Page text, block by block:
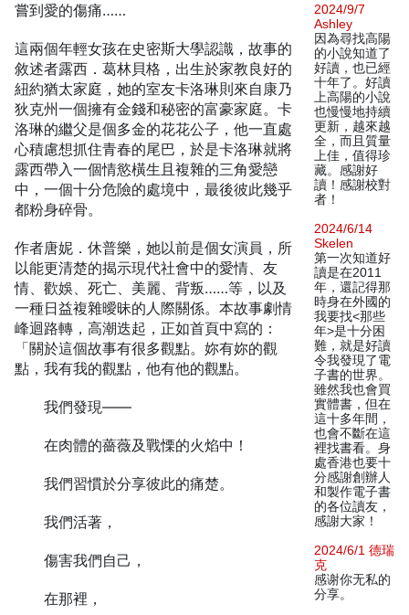
嘗到愛的傷痛……
這兩個年輕女孩在史密斯大學認識，故事的
敘述者露西．葛林貝格，出生於家教良好的
紐約猶太家庭，她的室友卡洛琳則來自康乃
狄克州一個擁有金錢和秘密的富豪家庭。卡
洛琳的繼父是個多金的花花公子，他一直處
心積慮想抓住青春的尾巴，於是卡洛琳就將
露西帶入一個情慾橫生且複雜的三角愛戀
中，一個十分危險的處境中，最後彼此幾乎
都粉身碎骨。
作者唐妮．休普樂，她以前是個女演員，所
以能更清楚的揭示現代社會中的愛情、友
情、歡娛、死亡、美麗、背叛……等，以及
一種日益複雜曖昧的人際關係。本故事劇情
峰迴路轉，高潮迭起，正如首頁中寫的：
「關於這個故事有很多觀點。妳有妳的觀
點，我有我的觀點，他有他的觀點。
我們發現——
在肉體的薔薇及戰慄的火焰中！
我們習慣於分享彼此的痛楚。
我們活著，
傷害我們自己，
在那裡，
2024/9/7
Ashley
因為尋找高陽
的小說知道了
好讀，也已經
十年了。好讀
上高陽的小說
也慢慢地持續
更新，越來越
全，而且質量
上佳，值得珍
藏。感謝好
讀！感謝校對
者！
2024/6/14
Skelen
第一次知道好
讀是在2011
年，還記得那
時身在外國的
我要找<那些
年>是十分困
難，就是好讀
令我發現了電
子書的世界。
雖然我也會買
實體書，但在
這十多年間，
也會不斷在這
裡找書看。身
處香港也要十
分感謝創辦人
和製作電子書
的各位讀友，
感謝大家！
2024/6/1 德瑞
克
感谢你无私的
分享。